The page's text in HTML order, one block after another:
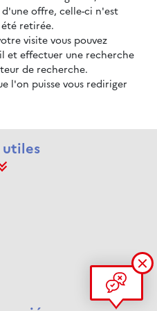
offre, celle-ci n'est
retirée.
visite vous pouvez
et effectuer une recherche
de recherche.
l'on puisse vous rediriger
utiles